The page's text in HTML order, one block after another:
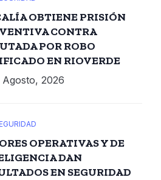
OBTIENE PRISIÓN
CONTRA
POR ROBO
EN RIOVERDE
Agosto, 2026
OPERATIVAS Y DE
DAN
EN SEGURIDAD